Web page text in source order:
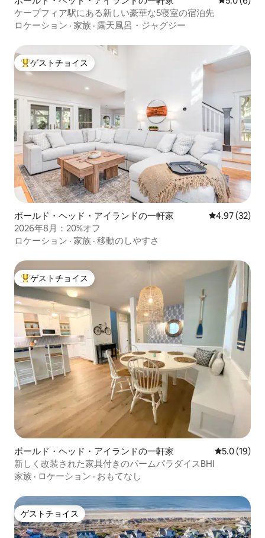
ケープフィア駅にある新しい豪華な5寝室の宿泊先
ロケーション · 家族 · 露天風呂・ジャグジー
大好評のゲストチョイスです。
ゲストチョイス
ボールド・ヘッド・アイランドの一軒家 レビュー32
4.97 (32)
2026年8月：20%オフ
ロケーション · 家族 · 移動のしやすさ
大好評のゲストチョイスです。
ゲストチョイス
ボールド・ヘッド・アイランドの一軒家 レビュー19
5.0 (19)
新しく改装された家具付きのパームパラダイスBHI
家族 · ロケーション · おもてなし
ゲストチョイス
ゲストチョイス